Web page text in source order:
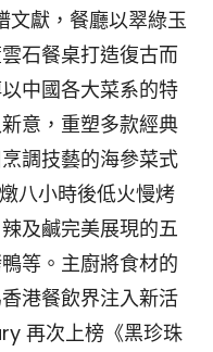
獻，餐廳以翠綠玉
石餐桌打造復古而
中國各大菜系的特
意，重塑多款經典
調技藝的海參菜式
八小時後低火慢烤
及鹹完美展現的五
等。主廚將食材的
港餐飲界注入新活
再次上榜《黑珍珠